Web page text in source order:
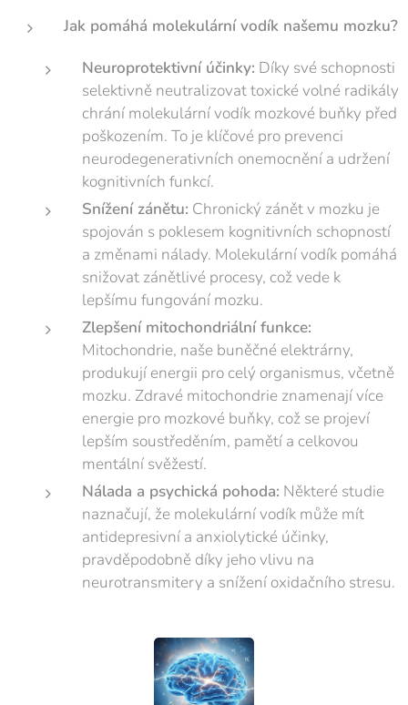
Jak pomáhá molekulární vodík našemu mozku?
Neuroprotektivní účinky: Díky své schopnosti
selektivně neutralizovat toxické volné radikály
chrání molekulární vodík mozkové buňky před
poškozením. To je klíčové pro prevenci
neurodegenerativních onemocnění a udržení
kognitivních funkcí.
Snížení zánětu: Chronický zánět v mozku je
spojován s poklesem kognitivních schopností
a změnami nálady. Molekulární vodík pomáhá
snižovat zánětlivé procesy, což vede k
lepšímu fungování mozku.
Zlepšení mitochondriální funkce:
Mitochondrie, naše buněčné elektrárny,
produkují energii pro celý organismus, včetně
mozku. Zdravé mitochondrie znamenají více
energie pro mozkové buňky, což se projeví
lepším soustředěním, pamětí a celkovou
mentální svěžestí.
Nálada a psychická pohoda: Některé studie
naznačují, že molekulární vodík může mít
antidepresivní a anxiolytické účinky,
pravděpodobně díky jeho vlivu na
neurotransmitery a snížení oxidačního stresu.